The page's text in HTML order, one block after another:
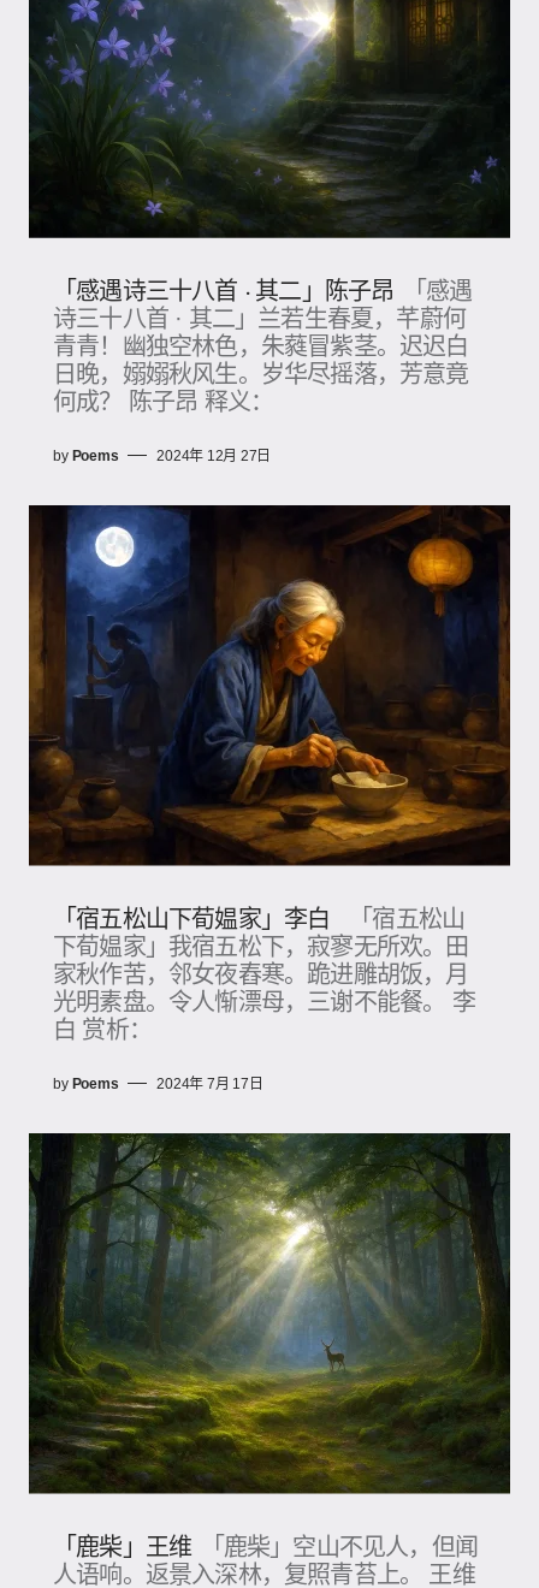
「感遇诗三十八首 · 其二」陈子昂
「感遇
诗三十八首 · 其二」兰若生春夏，芊蔚何
青青！幽独空林色，朱蕤冒紫茎。迟迟白
日晚，嫋嫋秋风生。岁华尽摇落，芳意竟
何成？ 陈子昂 释义：
by Poems 2024年 12月 27日
「宿五松山下荀媪家」李白
「宿五松山
下荀媪家」我宿五松下，寂寥无所欢。田
家秋作苦，邻女夜舂寒。跪进雕胡饭，月
光明素盘。令人惭漂母，三谢不能餐。 李
白 赏析：
by Poems 2024年 7月 17日
「鹿柴」王维
「鹿柴」空山不见人，但闻
人语响。返景入深林，复照青苔上。 王维